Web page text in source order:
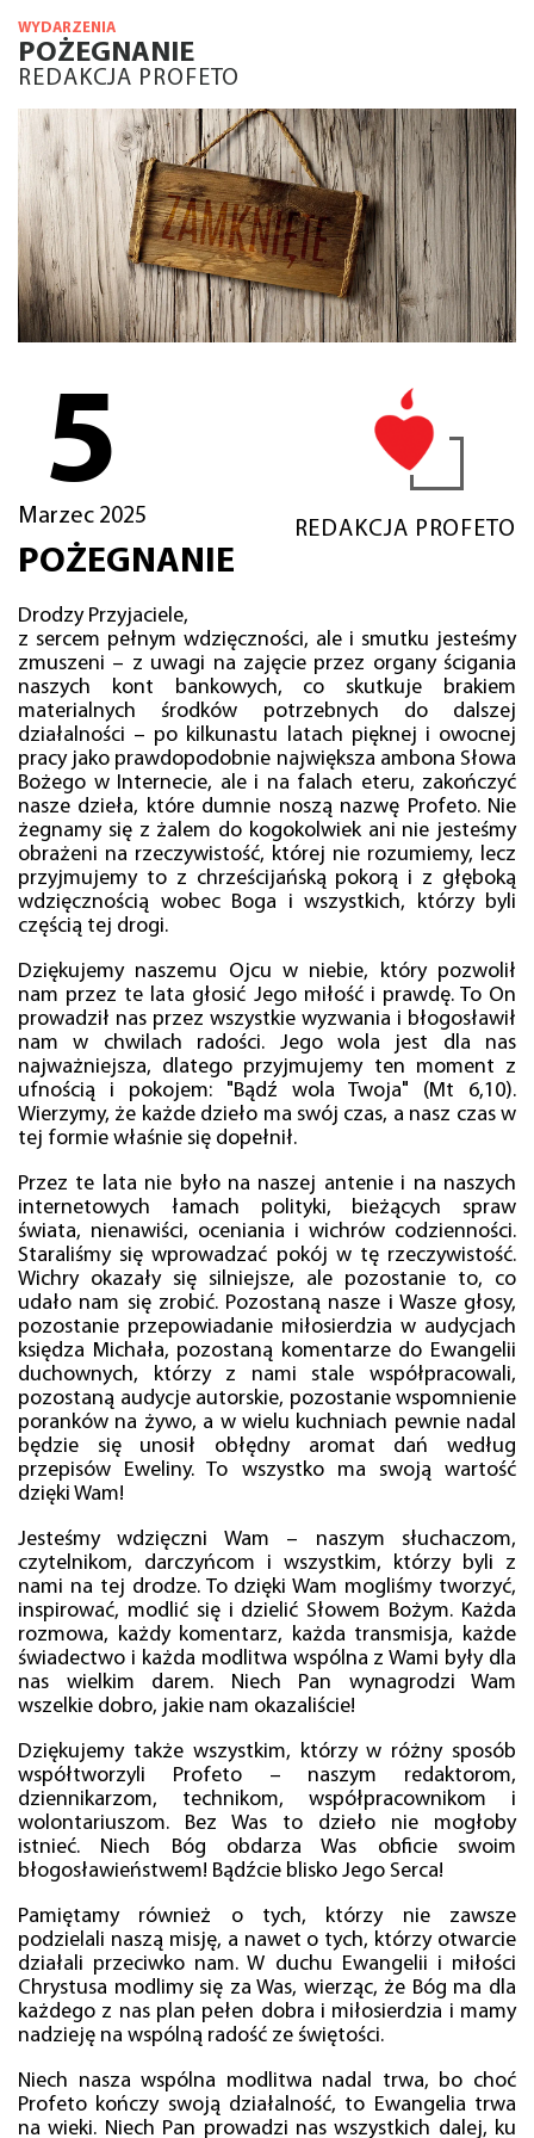
WYDARZENIA
POŻEGNANIE
REDAKCJA PROFETO
5
Marzec 2025
REDAKCJA PROFETO
POŻEGNANIE
Drodzy Przyjaciele,
z sercem pełnym wdzięczności, ale i smutku jesteśmy
zmuszeni – z uwagi na zajęcie przez organy ścigania
naszych kont bankowych, co skutkuje brakiem
materialnych środków potrzebnych do dalszej
działalności – po kilkunastu latach pięknej i owocnej
pracy jako prawdopodobnie największa ambona Słowa
Bożego w Internecie, ale i na falach eteru, zakończyć
nasze dzieła, które dumnie noszą nazwę Profeto. Nie
żegnamy się z żalem do kogokolwiek ani nie jesteśmy
obrażeni na rzeczywistość, której nie rozumiemy, lecz
przyjmujemy to z chrześcijańską pokorą i z głęboką
wdzięcznością wobec Boga i wszystkich, którzy byli
częścią tej drogi.
Dziękujemy naszemu Ojcu w niebie, który pozwolił
nam przez te lata głosić Jego miłość i prawdę. To On
prowadził nas przez wszystkie wyzwania i błogosławił
nam w chwilach radości. Jego wola jest dla nas
najważniejsza, dlatego przyjmujemy ten moment z
ufnością i pokojem: "Bądź wola Twoja" (Mt 6,10).
Wierzymy, że każde dzieło ma swój czas, a nasz czas w
tej formie właśnie się dopełnił.
Przez te lata nie było na naszej antenie i na naszych
internetowych łamach polityki, bieżących spraw
świata, nienawiści, oceniania i wichrów codzienności.
Staraliśmy się wprowadzać pokój w tę rzeczywistość.
Wichry okazały się silniejsze, ale pozostanie to, co
udało nam się zrobić. Pozostaną nasze i Wasze głosy,
pozostanie przepowiadanie miłosierdzia w audycjach
księdza Michała, pozostaną komentarze do Ewangelii
duchownych, którzy z nami stale współpracowali,
pozostaną audycje autorskie, pozostanie wspomnienie
poranków na żywo, a w wielu kuchniach pewnie nadal
będzie się unosił obłędny aromat dań według
przepisów Eweliny. To wszystko ma swoją wartość
dzięki Wam!
Jesteśmy wdzięczni Wam – naszym słuchaczom,
czytelnikom, darczyńcom i wszystkim, którzy byli z
nami na tej drodze. To dzięki Wam mogliśmy tworzyć,
inspirować, modlić się i dzielić Słowem Bożym. Każda
rozmowa, każdy komentarz, każda transmisja, każde
świadectwo i każda modlitwa wspólna z Wami były dla
nas wielkim darem. Niech Pan wynagrodzi Wam
wszelkie dobro, jakie nam okazaliście!
Dziękujemy także wszystkim, którzy w różny sposób
współtworzyli Profeto – naszym redaktorom,
dziennikarzom, technikom, współpracownikom i
wolontariuszom. Bez Was to dzieło nie mogłoby
istnieć. Niech Bóg obdarza Was obficie swoim
błogosławieństwem! Bądźcie blisko Jego Serca!
Pamiętamy również o tych, którzy nie zawsze
podzielali naszą misję, a nawet o tych, którzy otwarcie
działali przeciwko nam. W duchu Ewangelii i miłości
Chrystusa modlimy się za Was, wierząc, że Bóg ma dla
każdego z nas plan pełen dobra i miłosierdzia i mamy
nadzieję na wspólną radość ze świętości.
Niech nasza wspólna modlitwa nadal trwa, bo choć
Profeto kończy swoją działalność, to Ewangelia trwa
na wieki. Niech Pan prowadzi nas wszystkich dalej, ku